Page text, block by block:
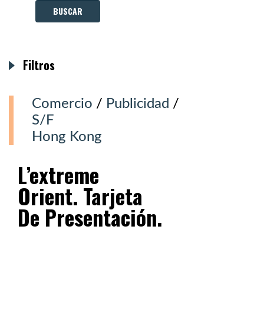
Comercio / Publicidad /
S/F
Hong Kong
L’extreme
Orient. Tarjeta
De Presentación.
Filtros